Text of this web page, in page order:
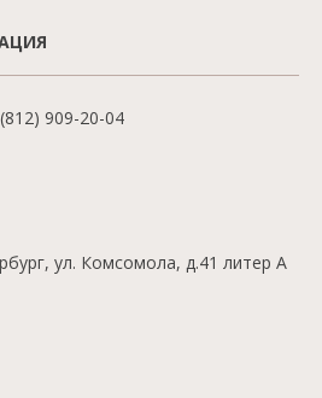
909-20-04
ул. Комсомола, д.41 литер А